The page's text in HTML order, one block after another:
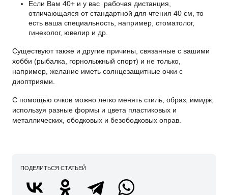
Если Вам 40+ и у вас рабочая дистанция,
отличающаяся от стандартной для чтения 40 см, то
есть ваша специальность, например, стоматолог,
гинеколог, ювелир и др.
Существуют также и другие причины, связанные с вашими
хобби (рыбалка, горнолыжный спорт) и не только,
например, желание иметь солнцезащитные очки с
диоптриями.
С помощью очков можно легко менять стиль, образ, имидж,
используя разные формы и цвета пластиковых и
металлических, ободковых и безободковых оправ.
ПОДЕЛИТЬСЯ СТАТЬЕЙ